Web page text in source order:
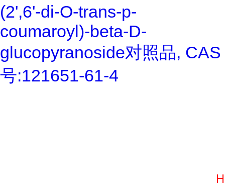
(2',6'-di-O-trans-p-
coumaroyl)-beta-D-
glucopyranoside对照品, CAS
号:121651-61-4